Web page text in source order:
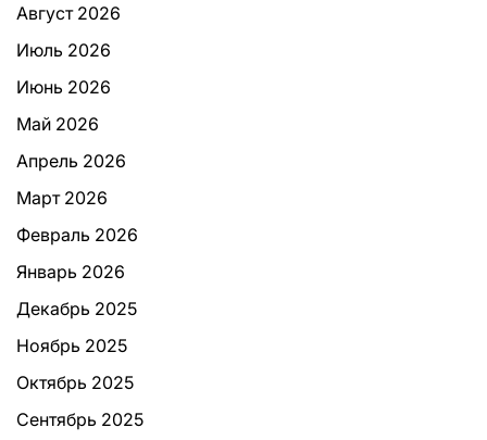
Август 2026
Июль 2026
Июнь 2026
Май 2026
Апрель 2026
Март 2026
Февраль 2026
Январь 2026
Декабрь 2025
Ноябрь 2025
Октябрь 2025
Сентябрь 2025